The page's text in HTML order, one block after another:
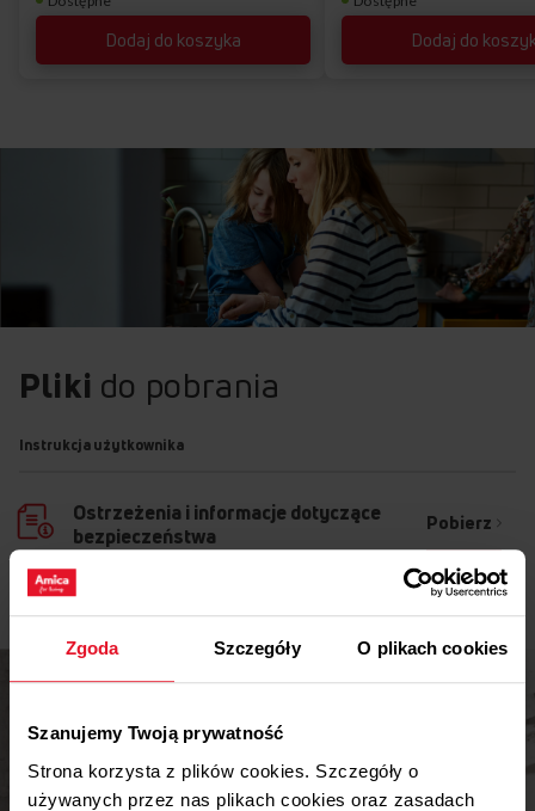
Zgoda Szczegóły O plikach cookies
Szanujemy Twoją prywatność
Strona korzysta z plików cookies. Szczegóły o
używanych przez nas plikach cookies oraz zasadach
Dodaj do koszyka Dodaj do
Pliki do pobrania
Instrukcja użytkownika
Ostrzeżenia i informacje dotyczące
bezpieczeństwa
Pobierz
Instrukcja obsługi Pobierz